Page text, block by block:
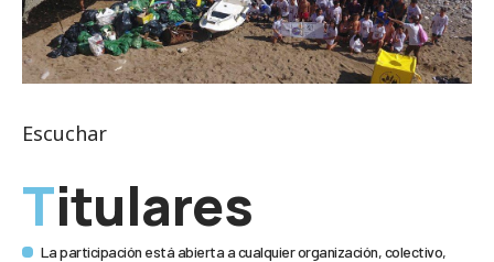
Escuchar
Titulares
La participación está abierta a cualquier organización, colectivo,